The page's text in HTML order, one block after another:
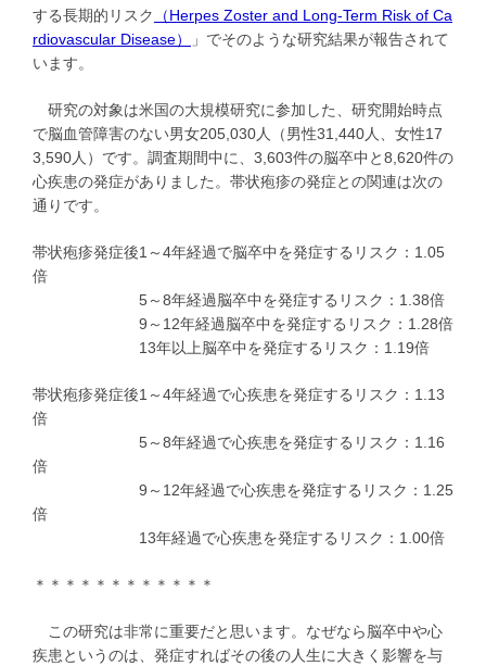
する長期的リスク
（Herpes Zoster and Long‐Term Risk of Ca
rdiovascular Disease）
」でそのような研究結果が報告されて
います。
研究の対象は米国の大規模研究に参加した、研究開始時点
で脳血管障害のない男女205,030人（男性31,440人、女性17
3,590人）です。調査期間中に、3,603件の脳卒中と8,620件の
心疾患の発症がありました。帯状疱疹の発症との関連は次の
通りです。
帯状疱疹発症後1～4年経過で脳卒中を発症するリスク：1.05
倍
5～8年経過脳卒中を発症するリスク：1.38倍
9～12年経過脳卒中を発症するリスク：1.28倍
13年以上脳卒中を発症するリスク：1.19倍
帯状疱疹発症後1～4年経過で心疾患を発症するリスク：1.13
倍
5～8年経過で心疾患を発症するリスク：1.16
倍
9～12年経過で心疾患を発症するリスク：1.25
倍
13年経過で心疾患を発症するリスク：1.00倍
＊＊＊＊＊＊＊＊＊＊＊＊
この研究は非常に重要だと思います。なぜなら脳卒中や心
疾患というのは、発症すればその後の人生に大きく影響を与